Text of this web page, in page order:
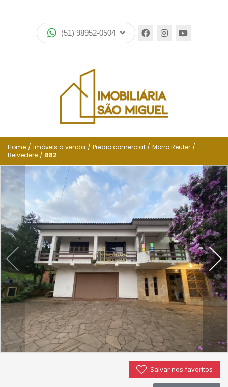
(51) 98952-0504
Imóveis
Encomende seu imóvel
Financiamento
Negocie seu imóvel
Simulador de financiamento
Negocie seu imóvel
Imóveis favoritos
Contato
Home / Imóveis à venda / Prédio comercial / Morro Reuter /
Belvedere / 882
Salvar nos favoritos